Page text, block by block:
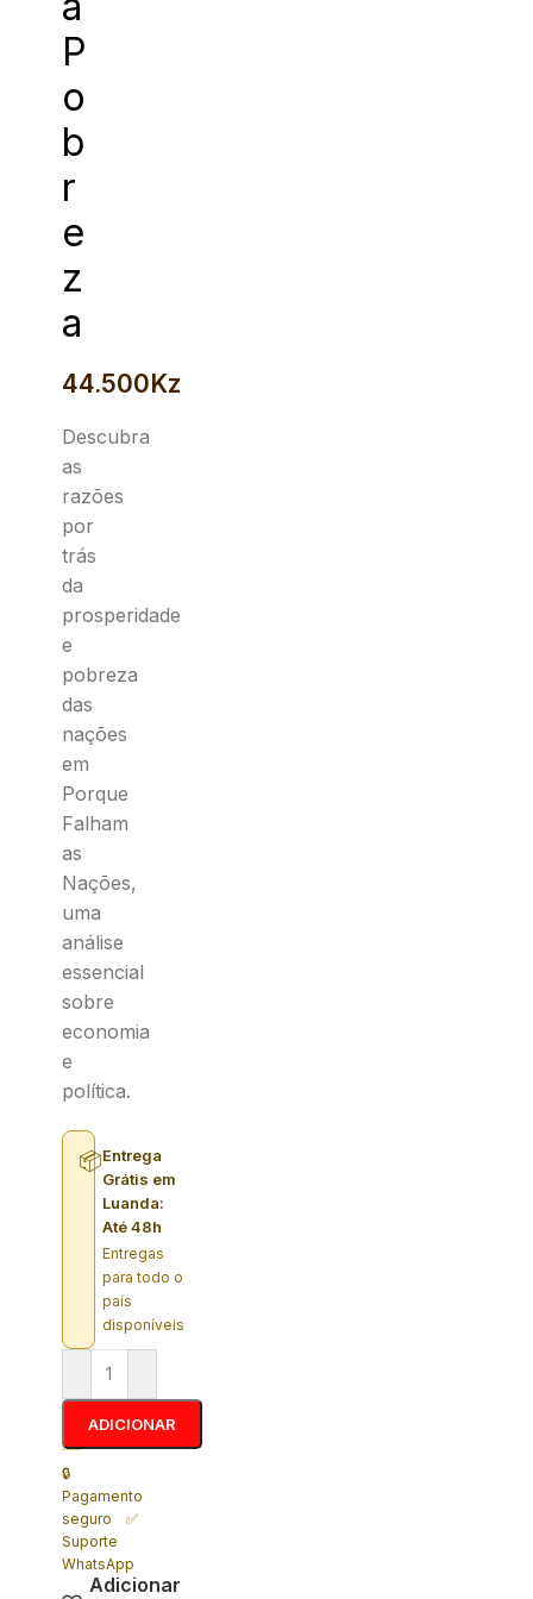
P
o
b
r
e
z
a
44.500Kz
Descubra
as
razões
por
trás
da
prosperidade
e
pobreza
das
nações
em
Porque
Falham
as
Nações,
uma
análise
essencial
sobre
economia
e
política.
📦Entrega
Grátis em
Luanda:
Até 48h
Entregas
para todo o
país
disponíveis
ADICIONAR
🔒
Pagamento
seguro ✅
Suporte
WhatsApp
Adicionar